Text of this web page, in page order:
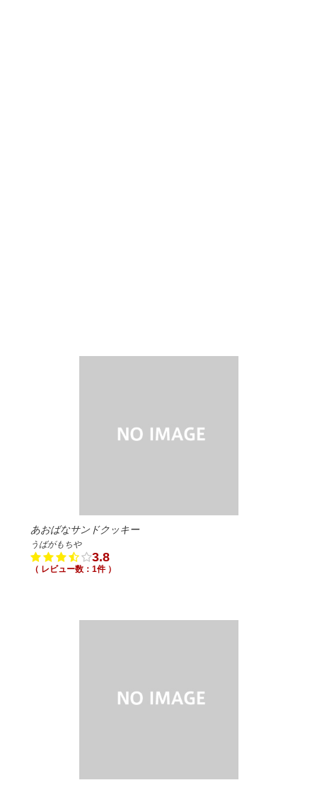
あおばなサンドクッキー
うばがもちや
3.8
（ レビュー数：1件 ）